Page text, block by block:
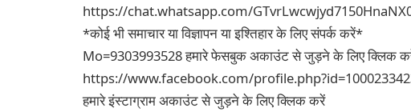
https://chat.whatsapp.com/
*कोई भी समाचार या विज्ञापन या इश्तिहार के लिए संपर्क करें*
Mo=9303993528 हमारे फेसबुक अकाउंट से जुड़ने के लिए क्लिक
https://www.facebook.com/
हमारे इंस्टाग्राम अकाउंट से जुड़ने के लिए क्लिक करें